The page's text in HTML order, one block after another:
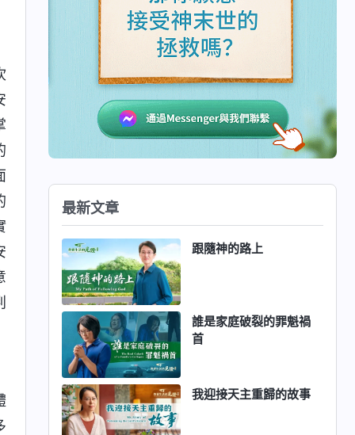
最新文章
跟隨神的路上
誰是家庭破裂的罪魁禍
首
我迎接天主重歸的故事